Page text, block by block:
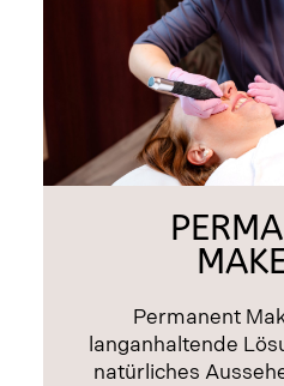
Permanent
langanhaltende
natürliches